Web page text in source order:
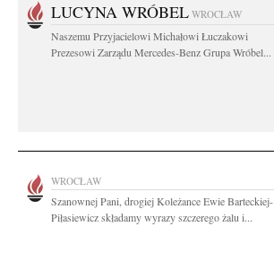
LUCYNA WRÓBEL WROCŁAW
Naszemu Przyjacielowi Michałowi Łuczakowi
Prezesowi Zarządu Mercedes-Benz Grupa Wróbel...
WROCŁAW
Szanownej Pani, drogiej Koleżance Ewie Barteckiej-
Piłasiewicz składamy wyrazy szczerego żalu i...